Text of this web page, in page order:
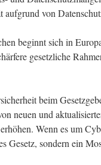
von
beginnt sich in
gesetzliche
beim
neuen und
Wenn es um
Gesetz, sondern ein